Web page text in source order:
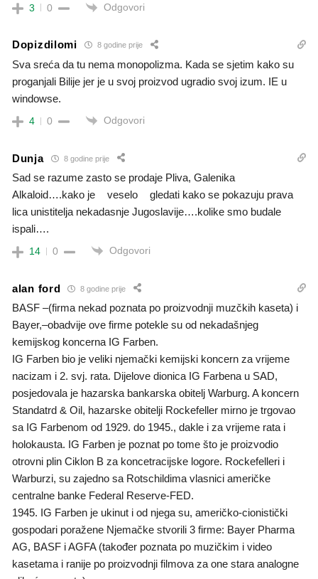
3 0 Odgovori
Dopizdilomi 8 godine prije
Sva sreća da tu nema monopolizma. Kada se sjetim kako su
proganjali Bilije jer je u svoj proizvod ugradio svoj izum. IE u
windowse.
4 0 Odgovori
Dunja 8 godine prije
Sad se razume zasto se prodaje Pliva, Galenika
Alkaloid….kako je
veselo
gledati kako se pokazuju prava
lica unistitelja nekadasnje Jugoslavije….kolike smo budale
ispali….
14 0 Odgovori
alan ford 8 godine prije
BASF –(firma nekad poznata po proizvodnji muzčkih kaseta) i
Bayer,–obadvije ove firme potekle su od nekadašnjeg
kemijskog koncerna IG Farben.
IG Farben bio je veliki njemački kemijski koncern za vrijeme
nacizam i 2. svj. rata. Dijelove dionica IG Farbena u SAD,
posjedovala je hazarska bankarska obitelj Warburg. A koncern
Standatrd & Oil, hazarske obitelji Rockefeller mirno je trgovao
sa IG Farbenom od 1929. do 1945., dakle i za vrijeme rata i
holokausta. IG Farben je poznat po tome što je proizvodio
otrovni plin Ciklon B za koncetracijske logore. Rockefelleri i
Warburzi, su zajedno sa Rotschildima vlasnici američke
centralne banke Federal Reserve-FED.
1945. IG Farben je ukinut i od njega su, američko-cionistički
gospodari poražene Njemačke stvorili 3 firme: Bayer Pharma
AG, BASF i AGFA (također poznata po muzičkim i video
kasetama i ranije po proizvodnji filmova za one stara analogne